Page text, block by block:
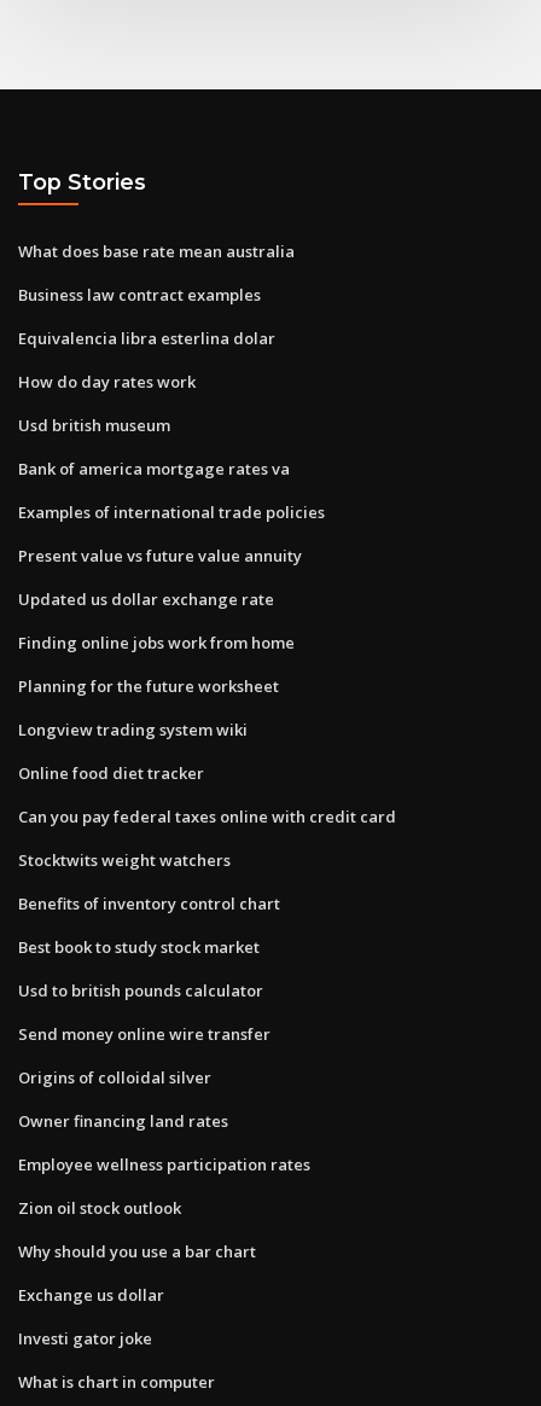
Top Stories
What does base rate mean australia
Business law contract examples
Equivalencia libra esterlina dolar
How do day rates work
Usd british museum
Bank of america mortgage rates va
Examples of international trade policies
Present value vs future value annuity
Updated us dollar exchange rate
Finding online jobs work from home
Planning for the future worksheet
Longview trading system wiki
Online food diet tracker
Can you pay federal taxes online with credit card
Stocktwits weight watchers
Benefits of inventory control chart
Best book to study stock market
Usd to british pounds calculator
Send money online wire transfer
Origins of colloidal silver
Owner financing land rates
Employee wellness participation rates
Zion oil stock outlook
Why should you use a bar chart
Exchange us dollar
Investi gator joke
What is chart in computer